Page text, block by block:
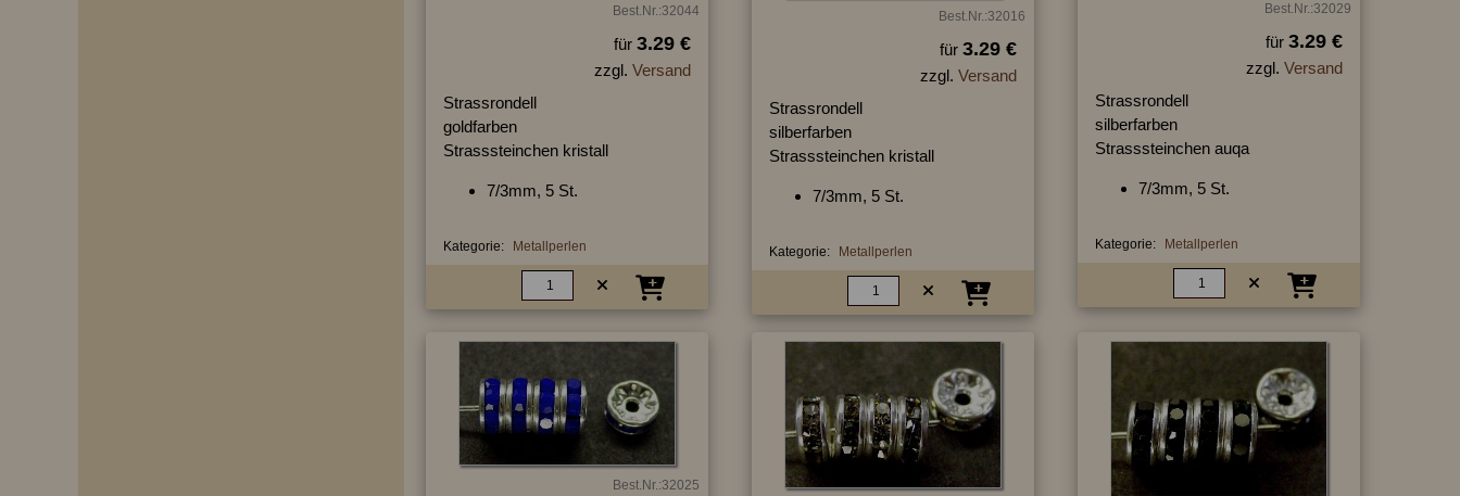
Best.Nr.:32044
für 3.29 €
zzgl. Versand
Strassrondell
goldfarben
Strasssteinchen kristall
7/3mm, 5 St.
Kategorie: Metallperlen
Best.Nr.:32016
für 3.29 €
zzgl. Versand
Strassrondell
silberfarben
Strasssteinchen kristall
7/3mm, 5 St.
Kategorie: Metallperlen
Best.Nr.:32029
für 3.29 €
zzgl. Versand
Strassrondell
silberfarben
Strasssteinchen auqa
7/3mm, 5 St.
Kategorie: Metallperlen
Best.Nr.:32025